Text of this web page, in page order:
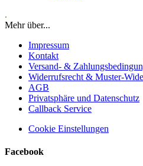
.
Mehr über...
Impressum
Kontakt
Versand- &
Widerrufsrecht & Muster-
AGB
Privatsphäre und Datenschutz
Callback Service
Cookie Einstellungen
Facebook